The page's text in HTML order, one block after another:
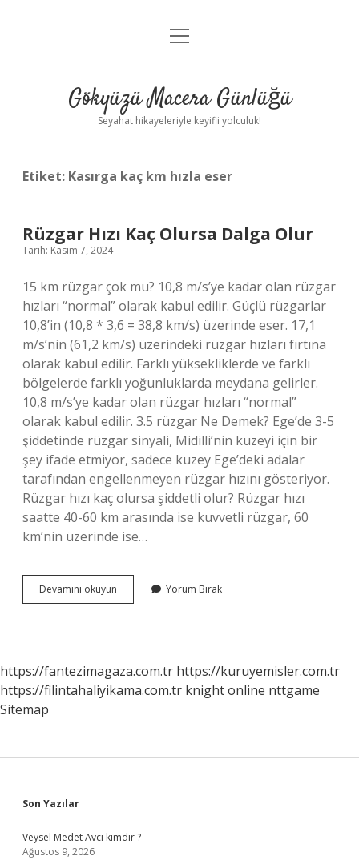
Anasayfa
Yasal Uyarı
menüyü
Gökyüzü Macera Günlüğü
Seyahat hikayeleriyle keyifli yolculuk!
Etiket: Kasırga kaç km hızla eser
Rüzgar Hızı Kaç Olursa Dalga Olur
Tarih: Kasım 7, 2024
15 km rüzgar çok mu? 10,8 m/s’ye kadar olan rüzgar
hızları “normal” olarak kabul edilir. Güçlü rüzgarlar
10,8’in (10,8 * 3,6 = 38,8 km/s) üzerinde eser. 17,1
m/s’nin (61,2 km/s) üzerindeki rüzgar hızları fırtına
olarak kabul edilir. Farklı yüksekliklerde ve farklı
bölgelerde farklı yoğunluklarda meydana gelirler.
10,8 m/s’ye kadar olan rüzgar hızları “normal”
olarak kabul edilir. 3.5 rüzgar Ne Demek? Ege’de 3-5
şiddetinde rüzgar sinyali, Midilli’nin kuzeyi için bir
şey ifade etmiyor, sadece kuzey Ege’deki adalar
tarafından engellenmeyen rüzgar hızını gösteriyor.
Rüzgar hızı kaç olursa şiddetli olur? Rüzgar hızı
saatte 40-60 km arasında ise kuvvetli rüzgar, 60
km’nin üzerinde ise…
Devamını okuyun
Hızı
Yorum Bırak
https://fantezimagaza.com.tr https://kuruyemisler.com.tr
https://filintahaliyikama.com.tr knight online nttgame
Sitemap
Sidebar
Son Yazılar
Veysel Medet Avcı kimdir ?
Ağustos 9, 2026